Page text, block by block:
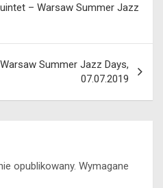
– Warsaw Summer Jazz
Summer Jazz Days,
07.07.2019
opublikowany. Wymagane